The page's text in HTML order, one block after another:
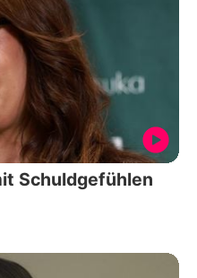
Schuldgefühlen